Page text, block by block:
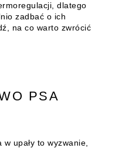
dlatego
zadbać o ich
na co warto zwrócić
PSA
upały to wyzwanie,